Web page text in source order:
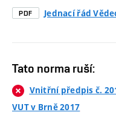
PDF Jednací řád
Tato norma ruší:
Vnitřní předpis č.
VUT v Brně 2017